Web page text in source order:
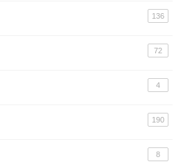
136
72
4
190
8